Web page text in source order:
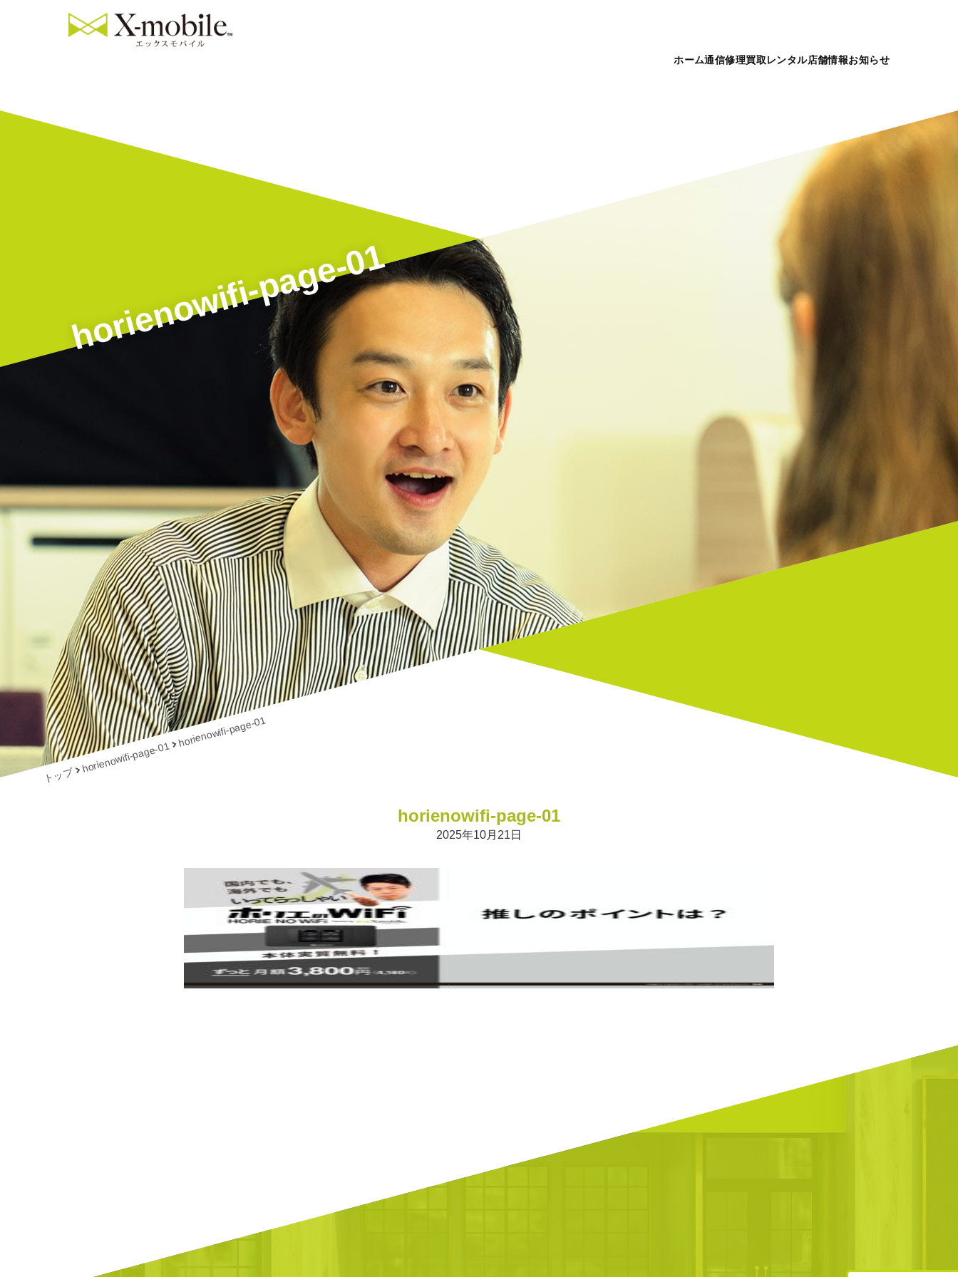
ホーム通信修理買取レンタル店舗情報お知らせ
horienowifi-page-01
トップ
horienowifi-page-01
horienowifi-page-01
horienowifi-page-01
2025年10月21日